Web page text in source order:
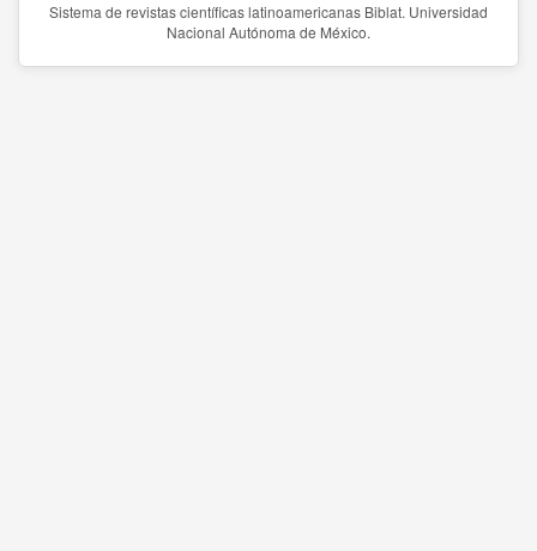
Sistema de revistas científicas latinoamericanas Biblat. Universidad
Nacional Autónoma de México.